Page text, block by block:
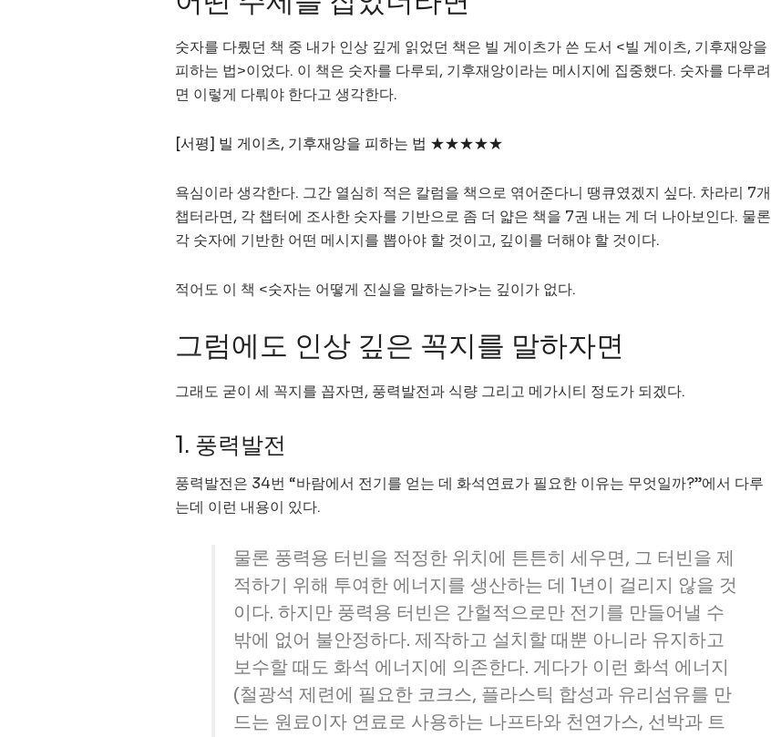
숫자를 다뤘던 책 중 내가 인상 깊게 읽었던 책은 빌 게이츠가 쓴 도서 <빌 게이츠, 기후재앙을
피하는 법>이었다. 이 책은 숫자를 다루되, 기후재앙이라는 메시지에 집중했다. 숫자를 다루려
면 이렇게 다뤄야 한다고 생각한다.
[서평] 빌 게이츠, 기후재앙을 피하는 법 ★★★★★
욕심이라 생각한다. 그간 열심히 적은 칼럼을 책으로 엮어준다니 땡큐였겠지 싶다. 차라리 7개
챕터라면, 각 챕터에 조사한 숫자를 기반으로 좀 더 얇은 책을 7권 내는 게 더 나아보인다. 물론
각 숫자에 기반한 어떤 메시지를 뽑아야 할 것이고, 깊이를 더해야 할 것이다.
적어도 이 책 <숫자는 어떻게 진실을 말하는가>는 깊이가 없다.
그럼에도 인상 깊은 꼭지를 말하자면
그래도 굳이 세 꼭지를 꼽자면, 풍력발전과 식량 그리고 메가시티 정도가 되겠다.
1. 풍력발전
풍력발전은 34번 “바람에서 전기를 얻는 데 화석연료가 필요한 이유는 무엇일까?”에서 다루
는데 이런 내용이 있다.
물론 풍력용 터빈을 적정한 위치에 튼튼히 세우면, 그 터빈을 제
적하기 위해 투여한 에너지를 생산하는 데 1년이 걸리지 않을 것
이다. 하지만 풍력용 터빈은 간헐적으로만 전기를 만들어낼 수
밖에 없어 불안정하다. 제작하고 설치할 때뿐 아니라 유지하고
보수할 때도 화석 에너지에 의존한다. 게다가 이런 화석 에너지
(철광석 제련에 필요한 코크스, 플라스틱 합성과 유리섬유를 만
드는 원료이자 연료로 사용하는 나프타와 천연가스, 선박과 트